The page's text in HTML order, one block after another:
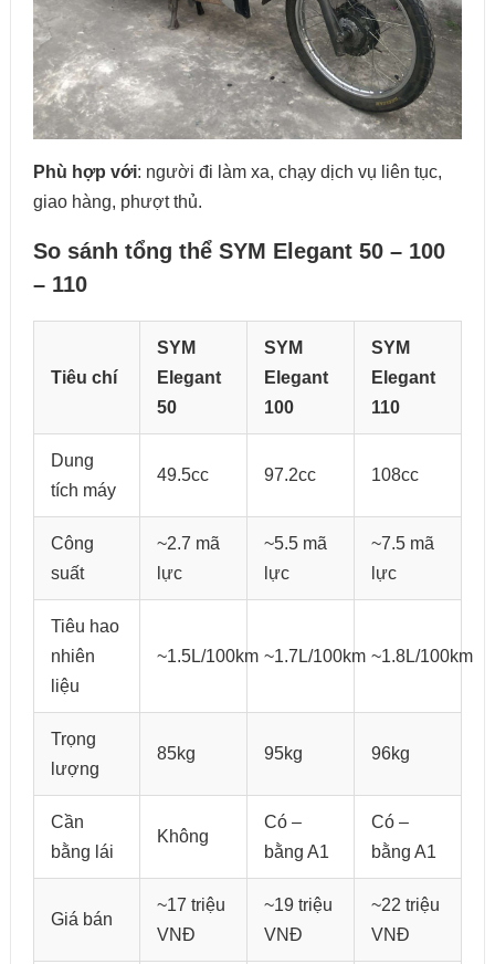
Phù hợp với: người đi làm xa, chạy dịch vụ liên tục,
giao hàng, phượt thủ.
So sánh tổng thể SYM Elegant 50 – 100
– 110
Tiêu chí
SYM
Elegant
50
SYM
Elegant
100
SYM
Elegant
110
Dung
tích máy
49.5cc 97.2cc 108cc
Công
suất
~2.7 mã
lực
~5.5 mã
lực
~7.5 mã
lực
Tiêu hao
nhiên
liệu
~1.5L/100km ~1.7L/100km ~1.8L/100km
Trọng
lượng
85kg 95kg 96kg
Cần
bằng lái
Không
Có –
bằng A1
Có –
bằng A1
Giá bán
~17 triệu
VNĐ
~19 triệu
VNĐ
~22 triệu
VNĐ